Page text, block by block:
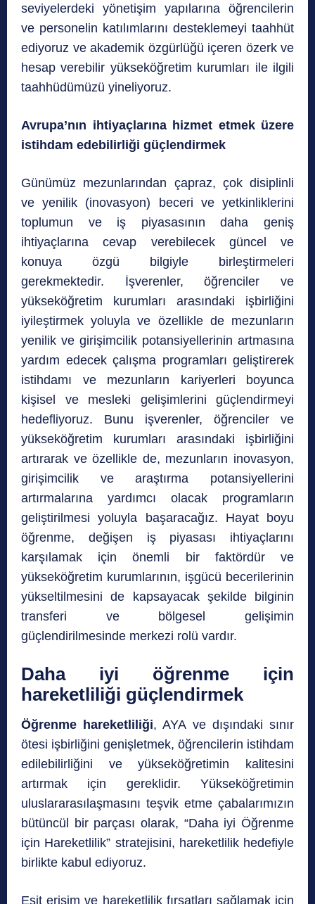
seviyelerdeki yönetişim yapılarına öğrencilerin
ve personelin katılımlarını desteklemeyi taahhüt
ediyoruz ve akademik özgürlüğü içeren özerk ve
hesap verebilir yükseköğretim kurumları ile ilgili
taahhüdümüzü yineliyoruz.
Avrupa’nın ihtiyaçlarına hizmet etmek üzere
istihdam edebilirliği güçlendirmek
Günümüz mezunlarından çapraz, çok disiplinli
ve yenilik (inovasyon) beceri ve yetkinliklerini
toplumun ve iş piyasasının daha geniş
ihtiyaçlarına cevap verebilecek güncel ve
konuya özgü bilgiyle birleştirmeleri
gerekmektedir. İşverenler, öğrenciler ve
yükseköğretim kurumları arasındaki işbirliğini
iyileştirmek yoluyla ve özellikle de mezunların
yenilik ve girişimcilik potansiyellerinin artmasına
yardım edecek çalışma programları geliştirerek
istihdamı ve mezunların kariyerleri boyunca
kişisel ve mesleki gelişimlerini güçlendirmeyi
hedefliyoruz. Bunu işverenler, öğrenciler ve
yükseköğretim kurumları arasındaki işbirliğini
artırarak ve özellikle de, mezunların inovasyon,
girişimcilik ve araştırma potansiyellerini
artırmalarına yardımcı olacak programların
geliştirilmesi yoluyla başaracağız. Hayat boyu
öğrenme, değişen iş piyasası ihtiyaçlarını
karşılamak için önemli bir faktördür ve
yükseköğretim kurumlarının, işgücü becerilerinin
yükseltilmesini de kapsayacak şekilde bilginin
transferi ve bölgesel gelişimin
güçlendirilmesinde merkezi rolü vardır.
Daha iyi öğrenme için
hareketliliği güçlendirmek
Öğrenme hareketliliği, AYA ve dışındaki sınır
ötesi işbirliğini genişletmek, öğrencilerin istihdam
edilebilirliğini ve yükseköğretimin kalitesini
artırmak için gereklidir. Yükseköğretimin
uluslararasılaşmasını teşvik etme çabalarımızın
bütüncül bir parçası olarak, “Daha iyi Öğrenme
için Hareketlilik” stratejisini, hareketlilik hedefiyle
birlikte kabul ediyoruz.
Eşit erişim ve hareketlilik fırsatları sağlamak için